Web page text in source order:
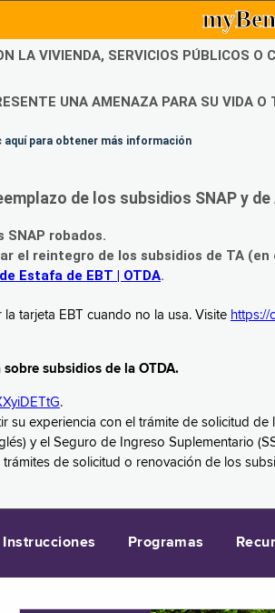
LA VIVIENDA, SERVICIOS PÚBLICOS O
UNA AMENAZA PARA SU VIDA
aquí para obtener más información
de los subsidios SNAP y
robados.
el reintegro de los subsidios de TA
Estafa de EBT | OTDA.
tarjeta EBT cuando no la usa. Visite https://
subsidios de la OTDA.
.
su experiencia con el trámite de solicitud
y el Seguro de Ingreso Suplementario
de solicitud o renovación de los
Instrucciones Programas